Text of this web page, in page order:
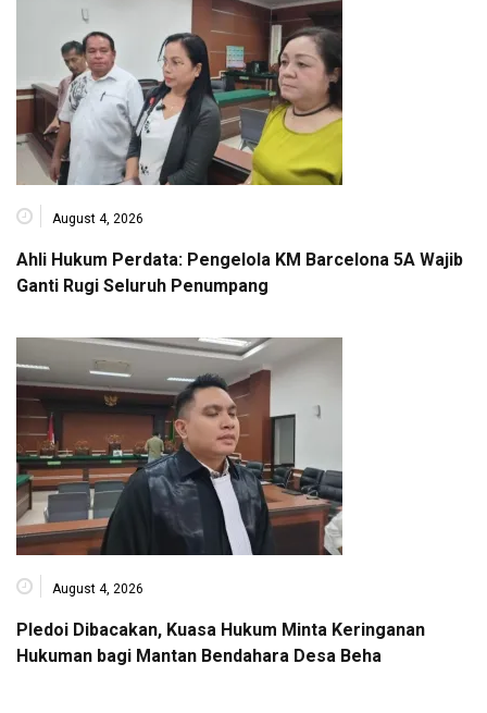
August 4, 2026
Ahli Hukum Perdata: Pengelola KM Barcelona 5A Wajib
Ganti Rugi Seluruh Penumpang
August 4, 2026
Pledoi Dibacakan, Kuasa Hukum Minta Keringanan
Hukuman bagi Mantan Bendahara Desa Beha